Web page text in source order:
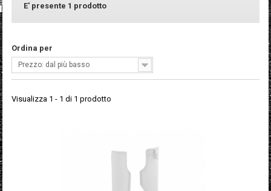
E' presente 1 prodotto
Ordina per
Prezzo: dal più basso
Visualizza 1 - 1 di 1 prodotto